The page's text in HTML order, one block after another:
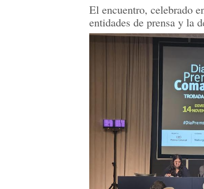
El encuentro, celebrado
entidades de prensa y la